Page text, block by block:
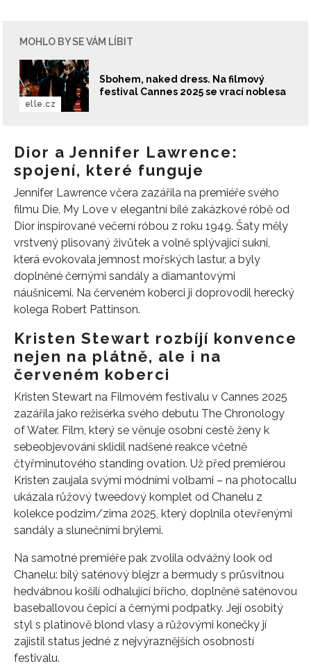
MOHLO BY SE VÁM LÍBIT
Sbohem, naked dress. Na filmový
festival Cannes 2025 se vrací noblesa
elle.cz
Dior a Jennifer Lawrence:
spojení, které funguje
Jennifer Lawrence včera zazářila na premiéře svého
filmu Die, My Love v elegantní bílé zakázkové róbě od
Dior inspirované večerní róbou z roku 1949. Šaty měly
vrstvený plisovaný živůtek a volně splývající sukni,
která evokovala jemnost mořských lastur, a byly
doplněné černými sandály a diamantovými
náušnicemi. Na červeném koberci ji doprovodil herecký
kolega Robert Pattinson.
Kristen Stewart rozbíjí konvence
nejen na plátně, ale i na
červeném koberci
Kristen Stewart na Filmovém festivalu v Cannes 2025
zazářila jako režisérka svého debutu The Chronology
of Water. Film, který se věnuje osobní cestě ženy k
sebeobjevování sklidil nadšené reakce včetně
čtyřminutového standing ovation. Už před premiérou
Kristen zaujala svými módními volbami – na photocallu
ukázala růžový tweedový komplet od Chanelu z
kolekce podzim/zima 2025, který doplnila otevřenými
sandály a slunečními brýlemi.
Na samotné premiéře pak zvolila odvážný look od
Chanelu: bílý saténový blejzr a bermudy s průsvitnou
hedvábnou košilí odhalující břicho, doplněné saténovou
baseballovou čepicí a černými podpatky. Její osobitý
styl s platinově blond vlasy a růžovými konečky jí
zajistil status jedné z nejvýraznějších osobností
festivalu.